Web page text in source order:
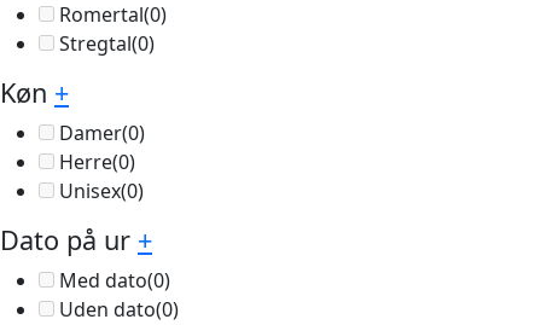
Romertal(0)
Stregtal(0)
Køn +
Damer(0)
Herre(0)
Unisex(0)
Dato på ur +
Med dato(0)
Uden dato(0)